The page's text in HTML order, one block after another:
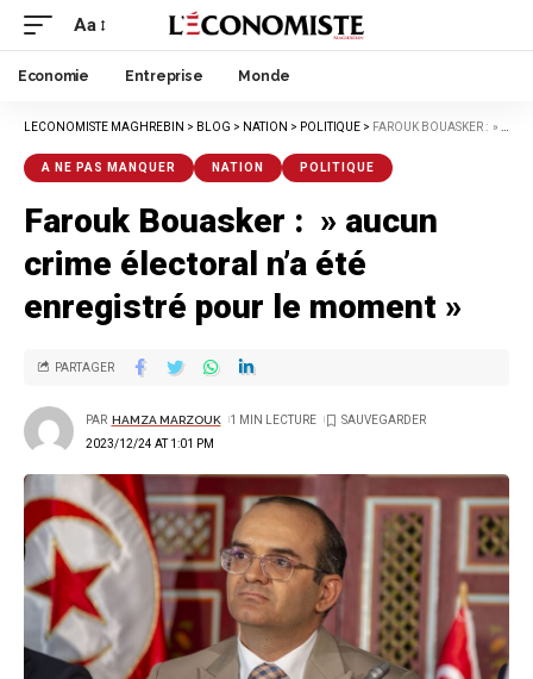
Aa
Economie Entreprise Monde
LECONOMISTE MAGHREBIN > BLOG > NATION > POLITIQUE > FAROUK BOUASKER : » AUCUN CRIME ÉLECTORAL N’A ÉTÉ ENREGISTRÉ POUR LE MOMENT »
A NE PAS MANQUER NATION POLITIQUE
Farouk Bouasker : » aucun
crime électoral n’a été
enregistré pour le moment »
2023/12/24 AT 1:01 PM
PAR HAMZA MARZOUK 1 MIN LECTURE
PARTAGER